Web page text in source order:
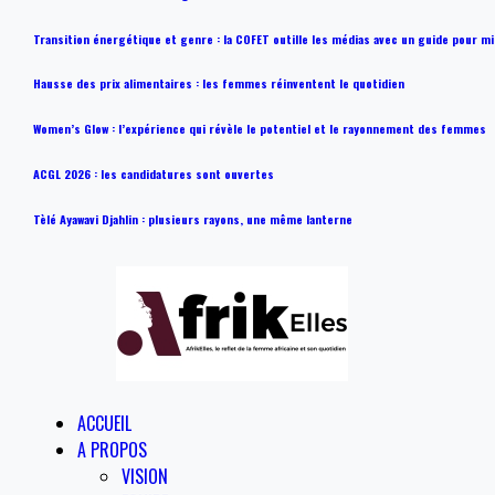
Transition énergétique et genre : la COFET outille les médias avec un guide pour
Hausse des prix alimentaires : les femmes réinventent le quotidien
Women’s Glow : l’expérience qui révèle le potentiel et le rayonnement des femmes
ACGL 2026 : les candidatures sont ouvertes
Tèlé Ayawavi Djahlin : plusieurs rayons, une même lanterne
ACCUEIL
A PROPOS
VISION